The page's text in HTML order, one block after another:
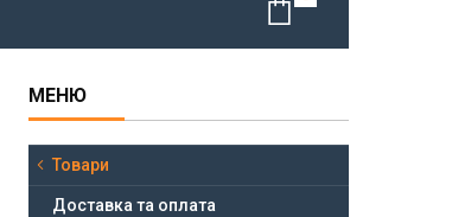
Товари
Доставка та оплата